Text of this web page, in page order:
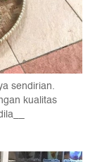
sendirian.
kualitas